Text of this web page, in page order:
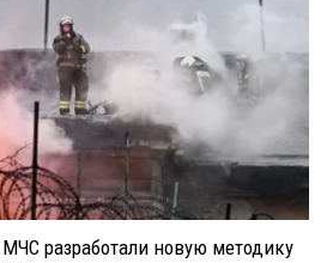
разработали новую методику